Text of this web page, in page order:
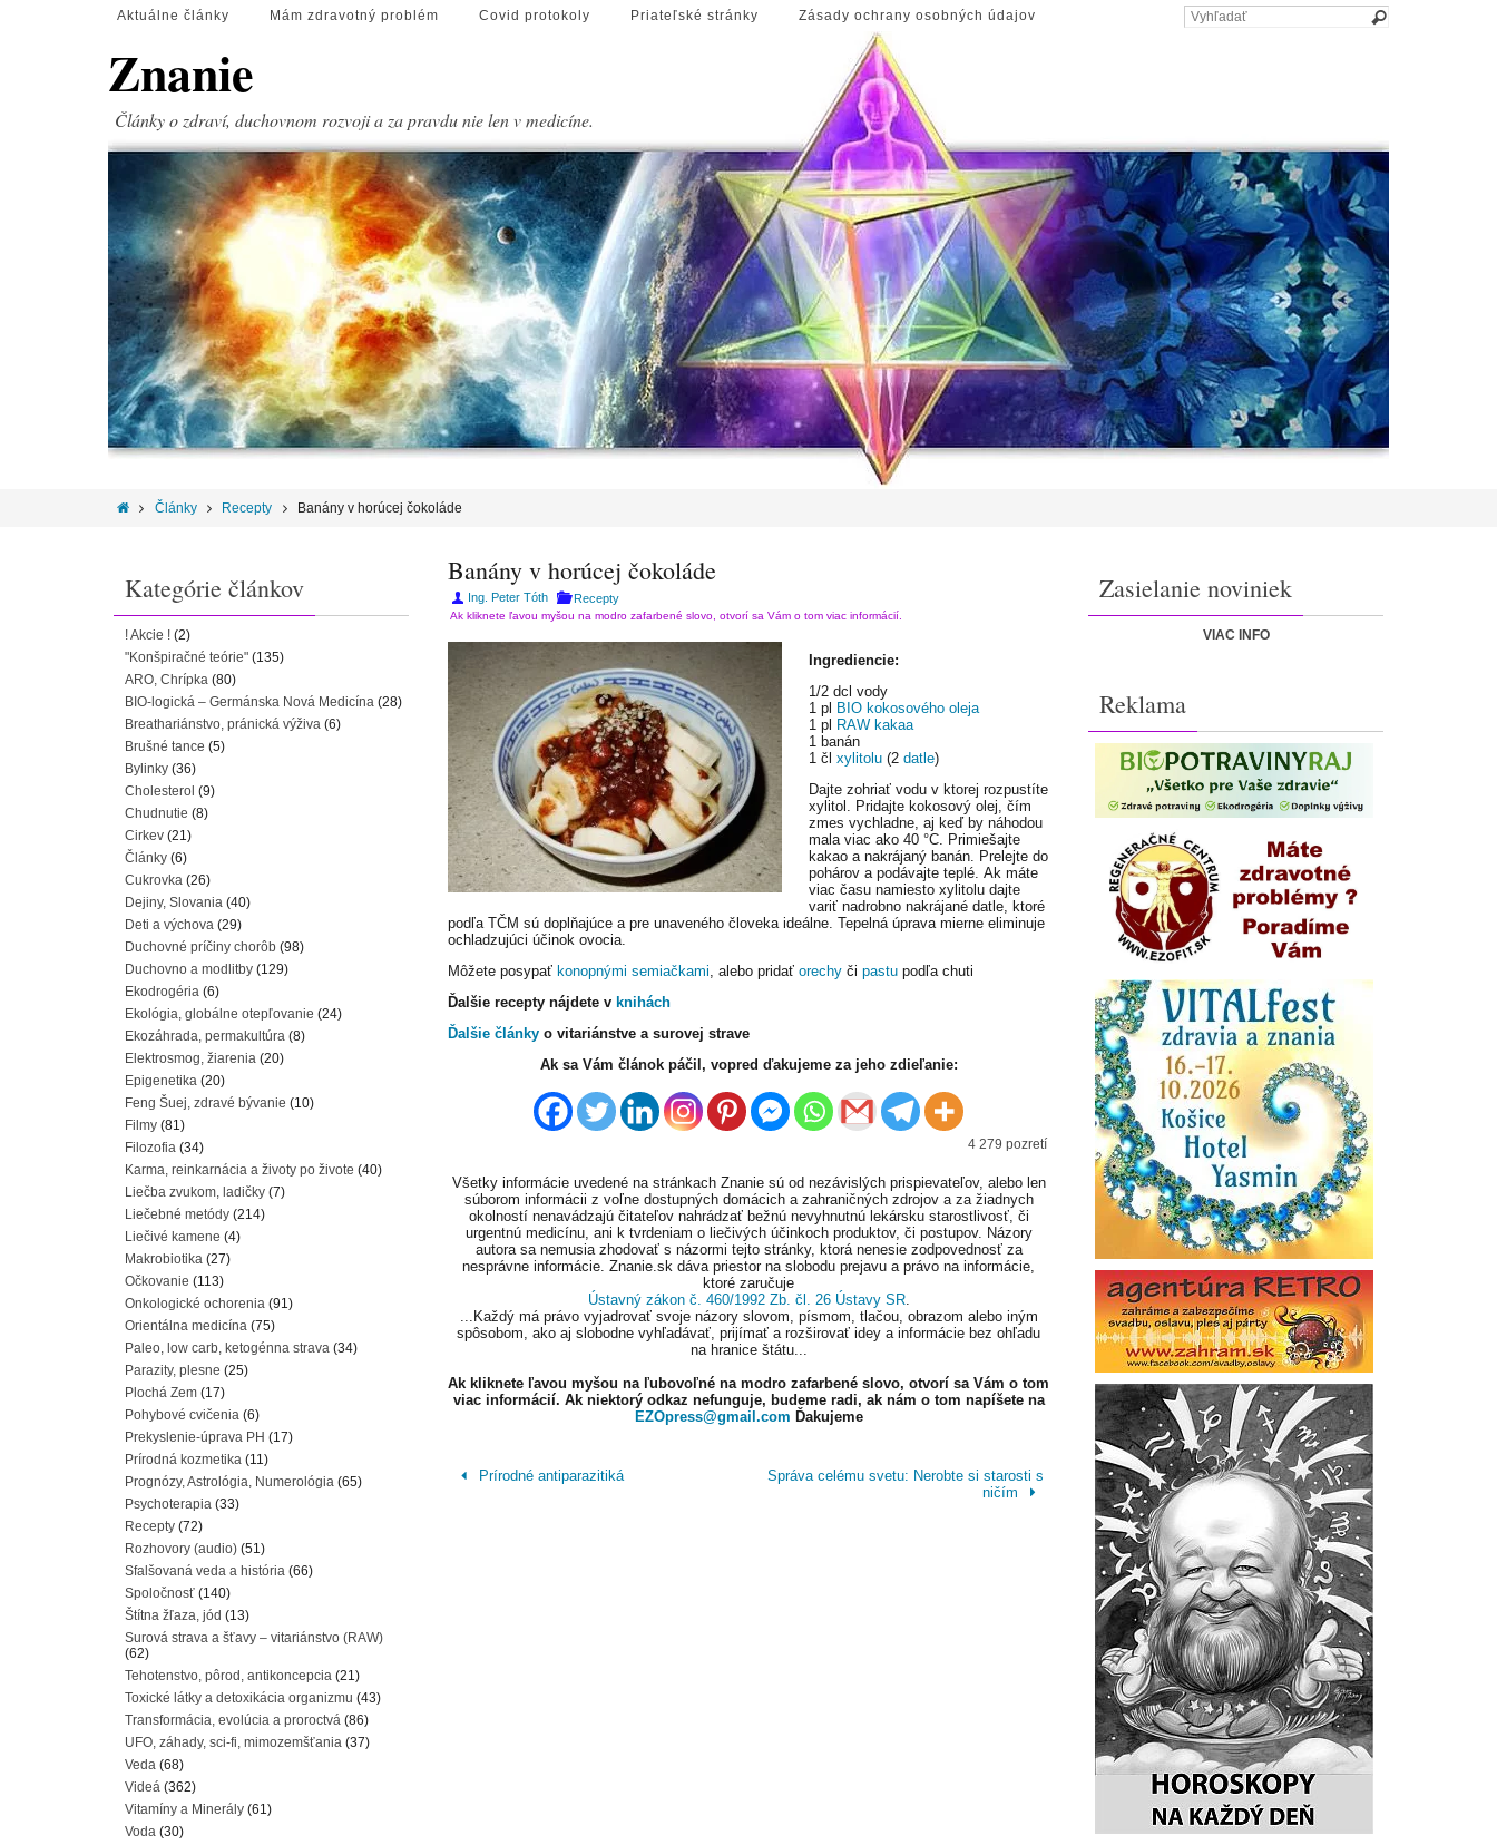
Aktuálne články Mám zdravotný problém Covid protokoly Priateľské stránky Zásady ochrany osobných údajov
Znanie
Články o zdraví, duchovnom rozvoji a za pravdu nie len v medicíne.
Články Recepty Banány v horúcej čokoláde
Banány v horúcej čokoláde
Ing. Peter Tóth Recepty
Ak kliknete ľavou myšou na modro zafarbené slovo, otvorí sa Vám o tom viac informácií.
Ingrediencie:
1/2 dcl vody
1 pl BIO kokosového oleja
1 pl RAW kakaa
1 banán
1 čl xylitolu (2 datle)
Dajte zohriať vodu v ktorej rozpustíte
xylitol. Pridajte kokosový olej, čím
zmes vychladne, aj keď by náhodou
mala viac ako 40 °C. Primiešajte
kakao a nakrájaný banán. Prelejte do
pohárov a podávajte teplé. Ak máte
viac času namiesto xylitolu dajte
variť nadrobno nakrájané datle, ktoré
podľa TČM sú doplňajúce a pre unaveného človeka ideálne. Tepelná úprava mierne eliminuje
ochladzujúci účinok ovocia.
Môžete posypať konopnými semiačkami, alebo pridať orechy či pastu podľa chuti
Ďalšie recepty nájdete v knihách
Ďalšie články o vitariánstve a surovej strave
Ak sa Vám článok páčil, vopred ďakujeme za jeho zdieľanie:
4 279 pozretí
Všetky informácie uvedené na stránkach Znanie sú od nezávislých prispievateľov, alebo len
súborom informácii z voľne dostupných domácich a zahraničných zdrojov a za žiadnych
okolností nenavádzajú čitateľov nahrádzať bežnú nevyhnutnú lekársku starostlivosť, či
urgentnú medicínu, ani k tvrdeniam o liečivých účinkoch produktov, či postupov. Názory
autora sa nemusia zhodovať s názormi tejto stránky, ktorá nenesie zodpovednosť za
nesprávne informácie. Znanie.sk dáva priestor na slobodu prejavu a právo na informácie,
ktoré zaručuje
Ústavný zákon č. 460/1992 Zb. čl. 26 Ústavy SR.
...Každý má právo vyjadrovať svoje názory slovom, písmom, tlačou, obrazom alebo iným
spôsobom, ako aj slobodne vyhľadávať, prijímať a rozširovať idey a informácie bez ohľadu
na hranice štátu...
Ak kliknete ľavou myšou na ľubovoľné na modro zafarbené slovo, otvorí sa Vám o tom
viac informácií. Ak niektorý odkaz nefunguje, budeme radi, ak nám o tom napíšete na
EZOpress@gmail.com Ďakujeme
Prírodné antiparazitiká
Správa celému svetu: Nerobte si starosti s
ničím
Kategórie článkov
! Akcie ! (2)
"Konšpiračné teórie" (135)
ARO, Chrípka (80)
BIO-logická – Germánska Nová Medicína (28)
Breathariánstvo, pránická výživa (6)
Brušné tance (5)
Bylinky (36)
Cholesterol (9)
Chudnutie (8)
Cirkev (21)
Články (6)
Cukrovka (26)
Dejiny, Slovania (40)
Deti a výchova (29)
Duchovné príčiny chorôb (98)
Duchovno a modlitby (129)
Ekodrogéria (6)
Ekológia, globálne otepľovanie (24)
Ekozáhrada, permakultúra (8)
Elektrosmog, žiarenia (20)
Epigenetika (20)
Feng Šuej, zdravé bývanie (10)
Filmy (81)
Filozofia (34)
Karma, reinkarnácia a životy po živote (40)
Liečba zvukom, ladičky (7)
Liečebné metódy (214)
Liečivé kamene (4)
Makrobiotika (27)
Očkovanie (113)
Onkologické ochorenia (91)
Orientálna medicína (75)
Paleo, low carb, ketogénna strava (34)
Parazity, plesne (25)
Plochá Zem (17)
Pohybové cvičenia (6)
Prekyslenie-úprava PH (17)
Prírodná kozmetika (11)
Prognózy, Astrológia, Numerológia (65)
Psychoterapia (33)
Recepty (72)
Rozhovory (audio) (51)
Sfalšovaná veda a história (66)
Spoločnosť (140)
Štítna žľaza, jód (13)
Surová strava a šťavy – vitariánstvo (RAW)
(62)
Tehotenstvo, pôrod, antikoncepcia (21)
Toxické látky a detoxikácia organizmu (43)
Transformácia, evolúcia a proroctvá (86)
UFO, záhady, sci-fi, mimozemšťania (37)
Veda (68)
Videá (362)
Vitamíny a Minerály (61)
Voda (30)
Zasielanie noviniek
VIAC INFO
Reklama